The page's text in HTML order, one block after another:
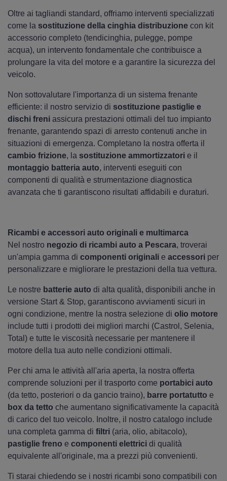
Oltre ai tagliandi standard, offriamo interventi specializzati
come la sostituzione della cinghia distribuzione con kit
accessorio completo (tendicinghia, pulegge, pompe
acqua), un intervento fondamentale che contribuisce a
prolungare la vita del motore e a garantire la sicurezza del
veicolo.
Non sottovalutare l'importanza di un sistema frenante
efficiente: il nostro servizio di sostituzione pastiglie e
dischi freni assicura prestazioni ottimali del tuo impianto
frenante, garantendo spazi di arresto contenuti anche in
situazioni di emergenza. Completano la nostra offerta il
cambio frizione, la sostituzione ammortizzatori e il
montaggio batteria auto, interventi eseguiti con
componenti di qualità e strumentazione diagnostica
avanzata che ti garantiscono risultati affidabili e duraturi.
Ricambi e accessori auto originali e multimarca
Nel nostro negozio di ricambi auto a Pescara, troverai
un'ampia gamma di componenti originali e accessori per
personalizzare e migliorare le prestazioni della tua vettura.
Le nostre batterie auto di alta qualità, disponibili anche in
versione Start & Stop, garantiscono avviamenti sicuri in
ogni condizione, mentre la nostra selezione di olio motore
include tutti i prodotti dei migliori marchi (Castrol, Selenia,
Total) e tutte le viscosità necessarie per mantenere il
motore della tua auto nelle condizioni ottimali.
Per chi ama le attività all'aria aperta, la nostra offerta
comprende soluzioni per il trasporto come portabici auto
(da tetto, posteriori o da gancio traino), barre portatutto e
box da tetto che aumentano significativamente la capacità
di carico del tuo veicolo. Inoltre, il nostro catalogo include
una completa gamma di filtri (aria, olio, abitacolo),
pastiglie freno e componenti elettrici di qualità
equivalente all'originale, ma a prezzi più convenienti.
Ti starai chiedendo se i nostri ricambi sono compatibili con